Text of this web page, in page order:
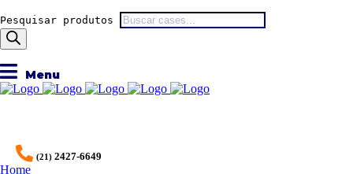
Pesquisar produtos
(21) 2427-6649
Home